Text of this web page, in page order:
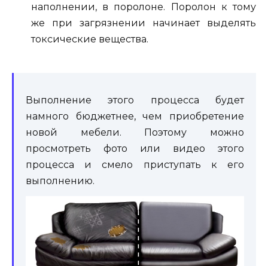
наполнении, в поролоне. Поролон к тому
же при загрязнении начинает выделять
токсические вещества.
Выполнение этого процесса будет
намного бюджетнее, чем приобретение
новой мебели. Поэтому можно
просмотреть фото или видео этого
процесса и смело приступать к его
выполнению.